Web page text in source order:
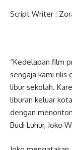
Script Writer :
“Kedelapan film
sengaja kami rilis
libur sekolah.
liburan keluar
dengan
Budi Luhur, Joko